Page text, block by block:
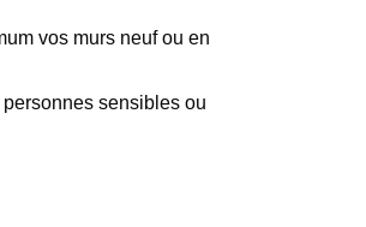
vos murs neuf ou en
sensibles ou